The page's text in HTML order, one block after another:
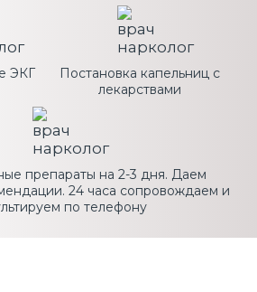
ЭКГ
Постановка капельниц с
лекарствами
препараты на 2-3 дня. Даем
24 часа сопровождаем и
по телефону